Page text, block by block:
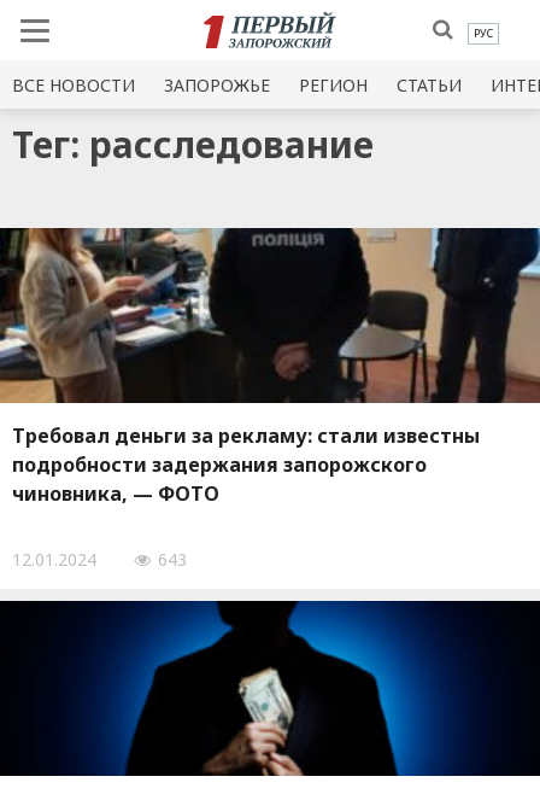
РУС
ВСЕ НОВОСТИ ЗАПОРОЖЬЕ РЕГИОН СТАТЬИ
Тег: расследование
Требовал деньги за рекламу: стали известны
подробности задержания запорожского
чиновника, — ФОТО
12.01.2024 643